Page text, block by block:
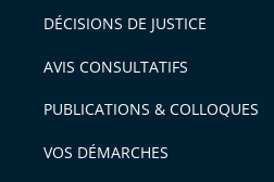
pour
avant
DÉCISIONS DE JUSTICE
AVIS CONSULTATIFS
PUBLICATIONS & COLLOQUES
VOS DÉMARCHES